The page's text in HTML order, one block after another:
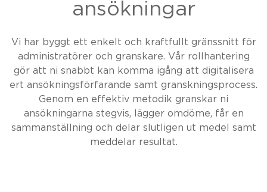
ansökningar
Vi har byggt ett enkelt och kraftfullt gränssnitt för
administratörer och granskare. Vår rollhantering
gör att ni snabbt kan komma igång att digitalisera
ert ansökningsförfarande samt granskningsprocess.
Genom en effektiv metodik granskar ni
ansökningarna stegvis, lägger omdöme, får en
sammanställning och delar slutligen ut medel samt
meddelar resultat.